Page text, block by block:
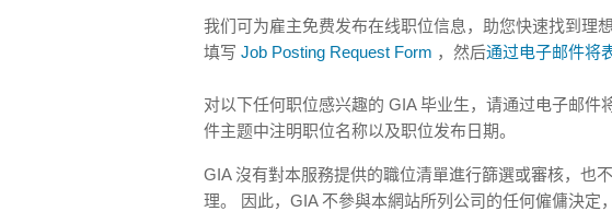
我们可为雇主免费发布在线职位信息，助您快速找到理
填写 Job Posting Request Form ，然后通过电子邮件将
对以下任何职位感兴趣的 GIA 毕业生，请通过电子邮件
件主题中注明职位名称以及职位发布日期。
GIA 沒有對本服務提供的職位清單進行篩選或審核，也
理。 因此，GIA 不參與本網站所列公司的任何僱傭決定